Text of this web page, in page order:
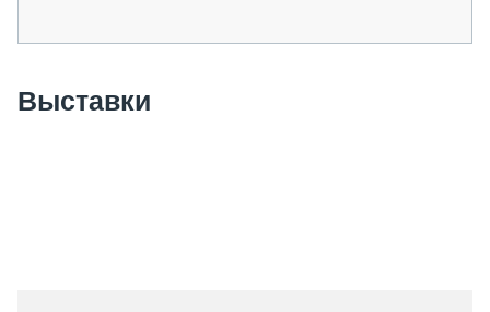
Выставки